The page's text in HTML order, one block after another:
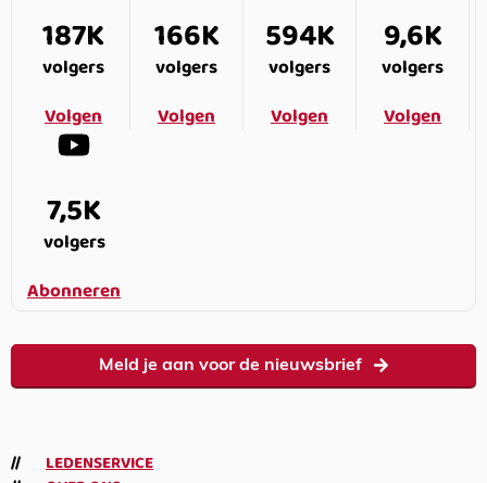
187K
volgers
Volgen
166K
volgers
Volgen
594K
volgers
Volgen
9,6K
volgers
Volgen
7,5K
volgers
Abonneren
Meld je aan voor de nieuwsbrief
LEDENSERVICE